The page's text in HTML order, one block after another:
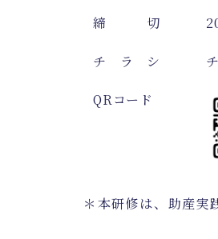
締 切
チ ラ シ
QRコード
＊本研修は、助産実